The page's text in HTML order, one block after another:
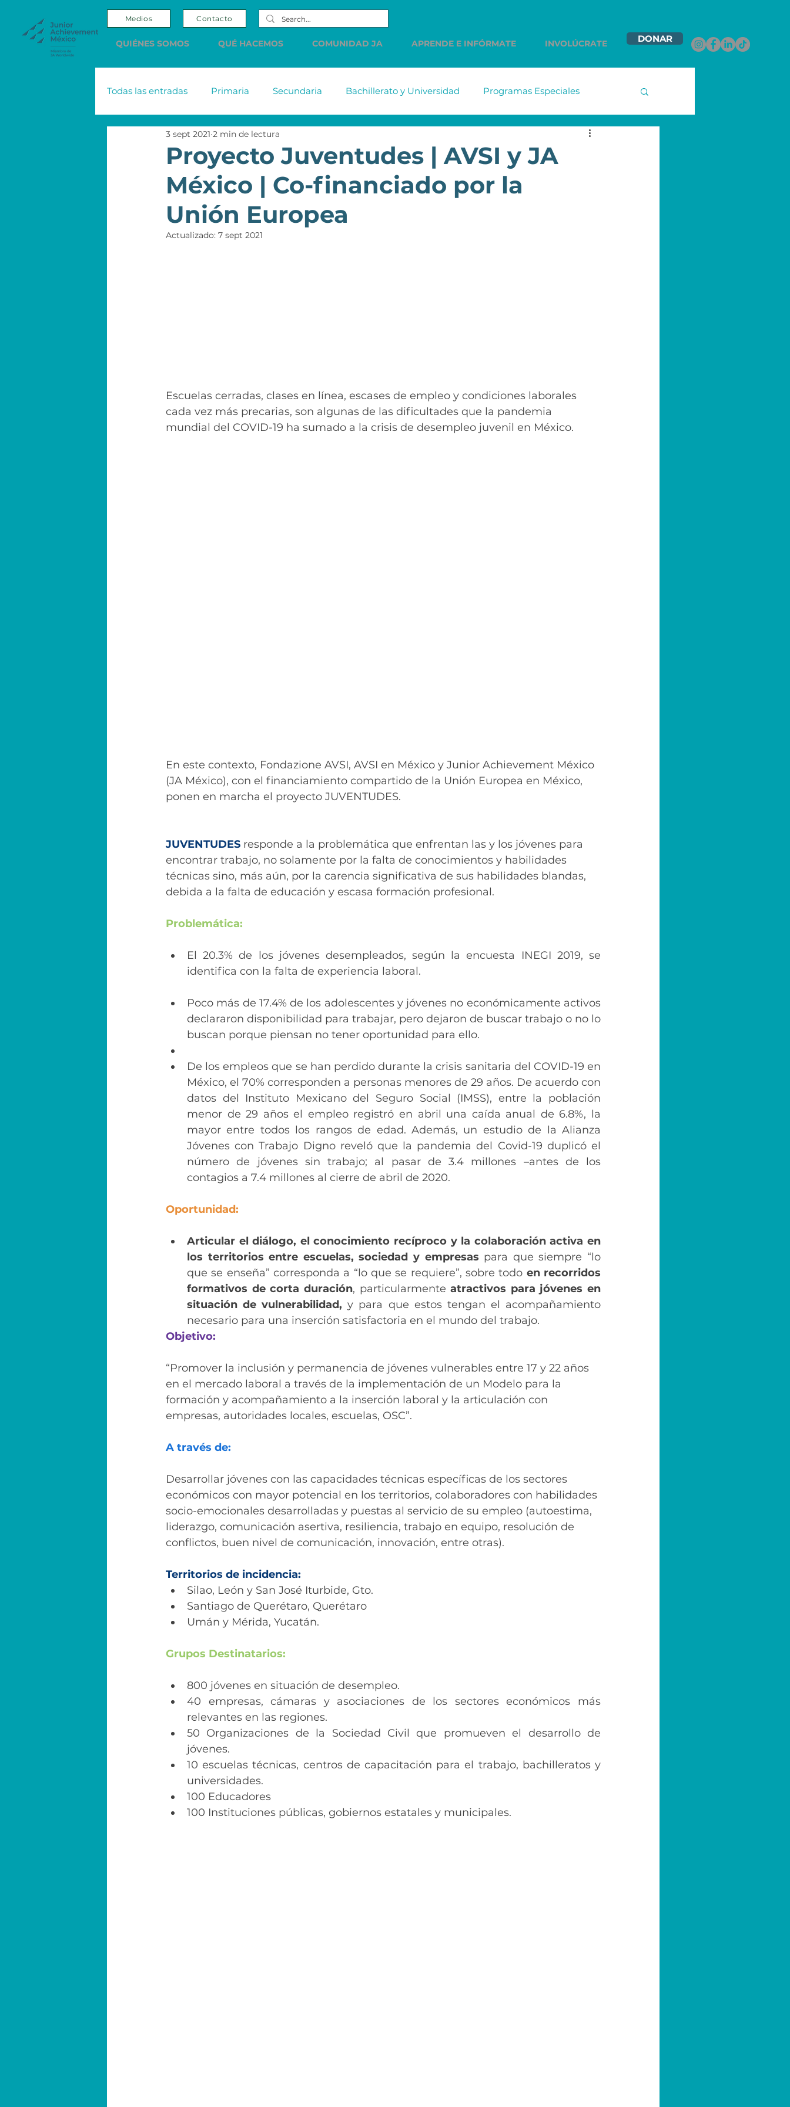
Medios Contacto
QUIÉNES SOMOS QUÉ HACEMOS COMUNIDAD JA APRENDE E INFÓRMATE INVOLÚCRATE DONAR
Todas las entradas Primaria Secundaria Bachillerato y Universidad Programas Especiales
Editorial Scotiabank
Nacional Monte de Piedad HSBC Western Union LINDE PREC Cuentas Contigo
Emprendedores y Empresarios de
Proyecto Juventudes | AVSI y JA
México | Co-financiado por la
Unión Europea
3 sept 2021 2 min de lectura
Actualizado: 7 sept 2021
Escuelas cerradas, clases en línea, escases de empleo y condiciones laborales
cada vez más precarias, son algunas de las dificultades que la pandemia
mundial del COVID-19 ha sumado a la crisis de desempleo juvenil en México.
En este contexto, Fondazione AVSI, AVSI en México y Junior Achievement México
(JA México), con el financiamiento compartido de la Unión Europea en México,
ponen en marcha el proyecto JUVENTUDES.
JUVENTUDES responde a la problemática que enfrentan las y los jóvenes para
encontrar trabajo, no solamente por la falta de conocimientos y habilidades
técnicas sino, más aún, por la carencia significativa de sus habilidades blandas,
debida a la falta de educación y escasa formación profesional.
Problemática:
El 20.3% de los jóvenes desempleados, según la encuesta INEGI 2019, se
identifica con la falta de experiencia laboral.
Poco más de 17.4% de los adolescentes y jóvenes no económicamente activos
declararon disponibilidad para trabajar, pero dejaron de buscar trabajo o no lo
buscan porque piensan no tener oportunidad para ello.
De los empleos que se han perdido durante la crisis sanitaria del COVID-19 en
México, el 70% corresponden a personas menores de 29 años. De acuerdo con
datos del Instituto Mexicano del Seguro Social (IMSS), entre la población
menor de 29 años el empleo registró en abril una caída anual de 6.8%, la
mayor entre todos los rangos de edad. Además, un estudio de la Alianza
Jóvenes con Trabajo Digno reveló que la pandemia del Covid-19 duplicó el
número de jóvenes sin trabajo; al pasar de 3.4 millones –antes de los
contagios a 7.4 millones al cierre de abril de 2020.
Oportunidad:
Articular el diálogo, el conocimiento recíproco y la colaboración activa en
los territorios entre escuelas, sociedad y empresas para que siempre “lo
que se enseña” corresponda a “lo que se requiere”, sobre todo en recorridos
formativos de corta duración, particularmente atractivos para jóvenes en
situación de vulnerabilidad, y para que estos tengan el acompañamiento
necesario para una inserción satisfactoria en el mundo del trabajo.
Objetivo:
“Promover la inclusión y permanencia de jóvenes vulnerables entre 17 y 22 años
en el mercado laboral a través de la implementación de un Modelo para la
formación y acompañamiento a la inserción laboral y la articulación con
empresas, autoridades locales, escuelas, OSC”.
A través de:
Desarrollar jóvenes con las capacidades técnicas específicas de los sectores
económicos con mayor potencial en los territorios, colaboradores con habilidades
socio-emocionales desarrolladas y puestas al servicio de su empleo (autoestima,
liderazgo, comunicación asertiva, resiliencia, trabajo en equipo, resolución de
conflictos, buen nivel de comunicación, innovación, entre otras).
Territorios de incidencia:
Silao, León y San José Iturbide, Gto.
Santiago de Querétaro, Querétaro
Umán y Mérida, Yucatán.
Grupos Destinatarios:
800 jóvenes en situación de desempleo.
40 empresas, cámaras y asociaciones de los sectores económicos más
relevantes en las regiones.
50 Organizaciones de la Sociedad Civil que promueven el desarrollo de
jóvenes.
10 escuelas técnicas, centros de capacitación para el trabajo, bachilleratos y
universidades.
100 Educadores
100 Instituciones públicas, gobiernos estatales y municipales.